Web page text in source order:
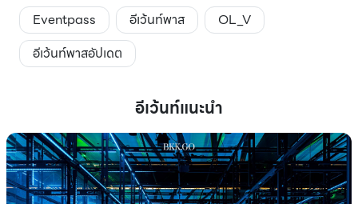
Eventpass อีเว้นท์พาส
OL_V
อีเว้นท์พาสอัปเดต
อีเว้นท์แนะนำ